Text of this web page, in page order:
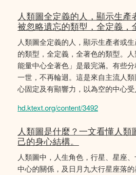
人類圖全定義的人，顯示生產
被忽略遺忘的類型，全定義，
人類圖全定義的人，顯示生產者或
的類型，全定義，全著色的類型。
能量中心全著色」是最完滿。有些
一世，不再輪迴。這是來自主流人
心固定及有顯響力，以為空的中心受
hd.ktext.org/content/3492
人類圖是什麼？一文看懂人類
己的身心結構。
人類圖中，人生角色，行星、星座
中心的關係，及日月九大行星座落的